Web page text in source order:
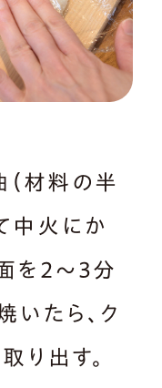
（材料の半
中火にか
を2～3分
いたら、ク
り出す。